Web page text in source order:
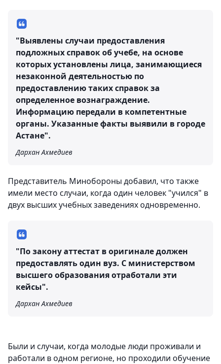
"Выявлены случаи предоставления
подложных справок об учебе, на основе
которых установлены лица, занимающиеся
незаконной деятельностью по
предоставлению таких справок за
определенное вознаграждение.
Информацию передали в компетентные
органы. Указанные факты выявили в городе
Астане".
Дархан Ахмедиев
Представитель Минобороны добавил, что также
имели место случаи, когда один человек "учился" в
двух высших учебных заведениях одновременно.
"По закону аттестат в оригинале должен
предоставлять один вуз. С министерством
высшего образования отработали эти
кейсы".
Дархан Ахмедиев
Были и случаи, когда молодые люди проживали и
работали в одном регионе, но проходили обучение